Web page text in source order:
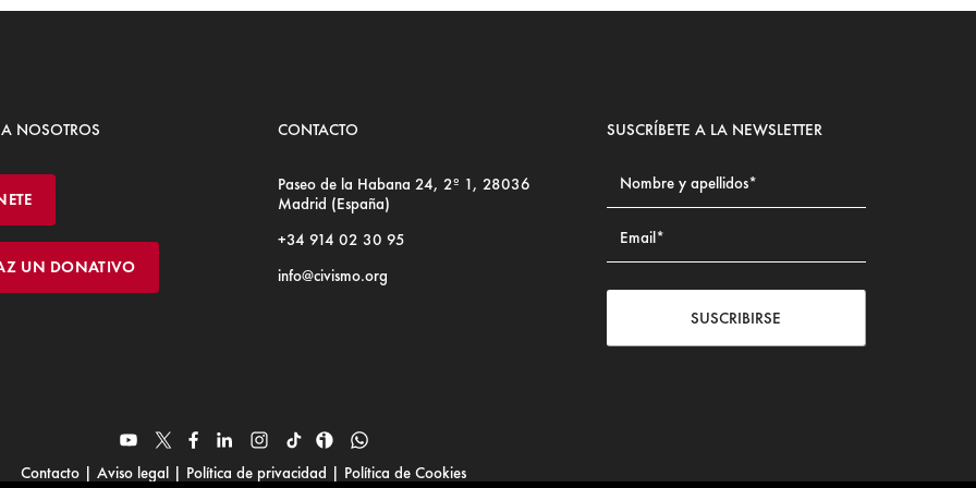
NOSOTROS
UN DONATIVO
CONTACTO
Paseo de la Habana 24, 2º 1, 28036
Madrid (España)
+34 914 02 30 95
info@civismo.org
SUSCRÍBETE A LA NEWSLETTER
SUSCRIBIRSE
Contacto |Aviso legal | Política de privacidad | Política de Cookies